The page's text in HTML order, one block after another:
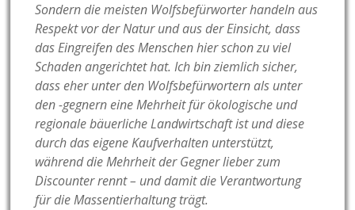
Sondern die meisten Wolfsbefürworter handeln aus
Respekt vor der Natur und aus der Einsicht, dass
das Eingreifen des Menschen hier schon zu viel
Schaden angerichtet hat. Ich bin ziemlich sicher,
dass eher unter den Wolfsbefürwortern als unter
den -gegnern eine Mehrheit für ökologische und
regionale bäuerliche Landwirtschaft ist und diese
durch das eigene Kaufverhalten unterstützt,
während die Mehrheit der Gegner lieber zum
Discounter rennt – und damit die Verantwortung
für die Massentierhaltung trägt.